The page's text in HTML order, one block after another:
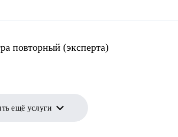
повторный (эксперта)
ещё услуги